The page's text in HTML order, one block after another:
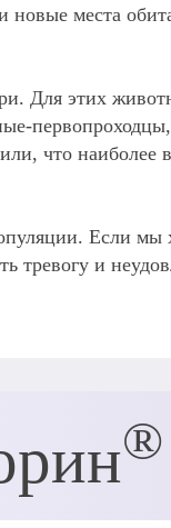
места
Для этих
что наиболее
Если мы
и
®